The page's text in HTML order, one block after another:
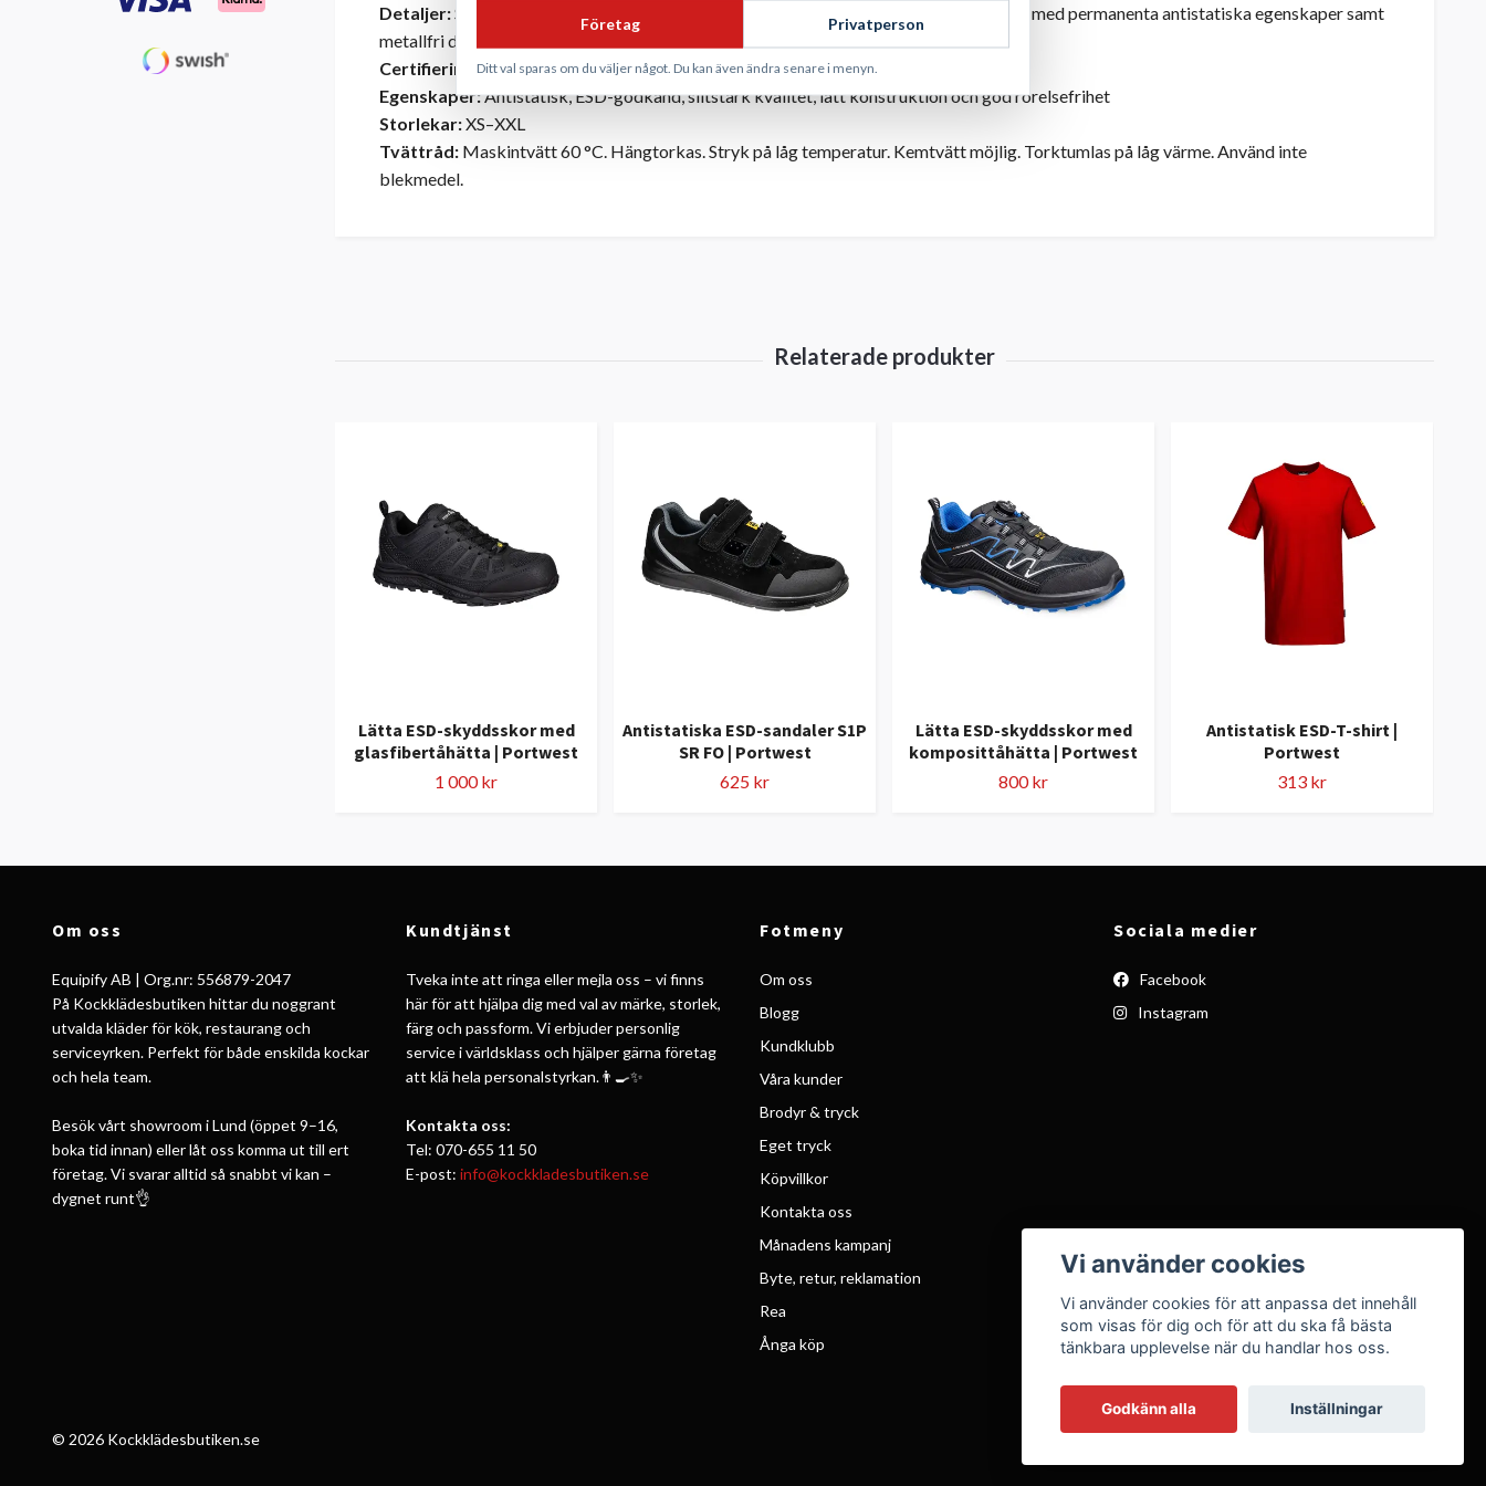
Detaljer:Sex fickor, inklusive sidofickor, bakfickor och cargofickor. Invävda kolfibrer med permanenta antistatiska egenskaper samt
metallfri design utan exponerade metalldelar.
Certifiering:CE-certifierad, EN 1149-5 och IEC 61340-5-1
Egenskaper:Antistatisk, ESD-godkänd, slitstark kvalitet, lätt konstruktion och god rörelsefrihet
Storlekar:XS–XXL
Tvättråd: Maskintvätt 60 °C. Hängtorkas. Stryk på låg temperatur. Kemtvätt möjlig. Torktumlas på låg värme. Använd inte
blekmedel.
Lätta ESD-skyddsskor med
glasfibertåhätta | Portwest
1 000 kr
Antistatiska ESD-sandaler S1P
SR FO | Portwest
625 kr
Lätta ESD-skyddsskor med
komposittåhätta | Portwest
800 kr
Antistatisk ESD-T-shirt |
Portwest
313 kr
Om oss
Equipify AB | Org.nr: 556879-2047
På Kockklädesbutiken hittar du noggrant
utvalda kläder för kök, restaurang och
serviceyrken. Perfekt för både enskilda kockar
och hela team.
Besök vårt showroom i Lund (öppet 9–16,
boka tid innan) eller låt oss komma ut till ert
företag. Vi svarar alltid så snabbt vi kan –
dygnet runt👌
Kundtjänst
Tveka inte att ringa eller mejla oss – vi finns
här för att hjälpa dig med val av märke, storlek,
färg och passform. Vi erbjuder personlig
service i världsklass och hjälper gärna företag
att klä hela personalstyrkan.👨‍🍳✨
Kontakta oss:
Tel: 070-655 11 50
E-post: info@kockkladesbutiken.se
Fotmeny
Om oss
Blogg
Kundklubb
Våra kunder
Brodyr & tryck
Eget tryck
Köpvillkor
Kontakta oss
Månadens kampanj
Byte, retur, reklamation
Rea
Ånga köp
Sociala medier
Facebook
Instagram
© 2026 Kockklädesbutiken.se
Vi använder cookies
Vi använder cookies för att anpassa det innehåll
som visas för dig och för att du ska få bästa
tänkbara upplevelse när du handlar hos oss.
Godkänn alla Inställningar
Företag Privatperson
Ditt val sparas om du väljer något. Du kan även ändra senare i menyn.